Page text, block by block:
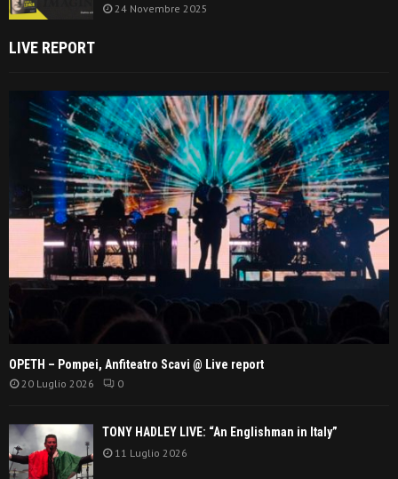
24 Novembre 2025
LIVE REPORT
OPETH – Pompei, Anfiteatro Scavi @ Live report
20 Luglio 2026 0
TONY HADLEY LIVE: “An Englishman in Italy”
11 Luglio 2026